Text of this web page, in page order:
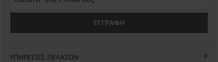
ΕΓΓΡΑΦΗ
ΥΠΗΡΕΣΙΕΣ ΠΕΛΑΤΩΝ